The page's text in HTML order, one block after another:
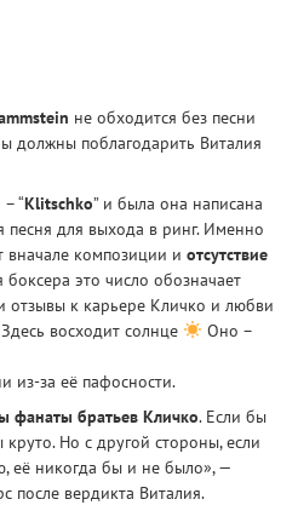
не обходится без песни
должны поблагодарить Виталия
“Klitschko” и была она написана
песня для выхода в ринг. Именно
вначале композиции и отсутствие
боксера это число обозначает
отзывы к карьере Кличко и любви
восходит солнце
Оно –
из-за её пафосности.
фанаты братьев Кличко. Если бы
Но с другой стороны, если
её никогда бы и не было», —
после вердикта Виталия.